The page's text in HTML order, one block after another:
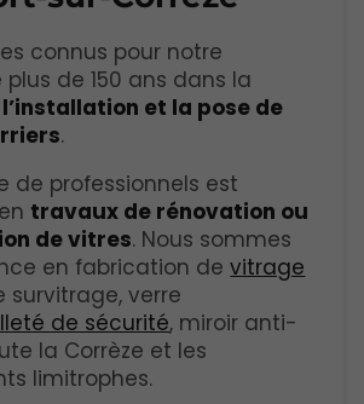
connus pour notre
de 150 ans dans la
et la pose de
.
de professionnels est
travaux de rénovation ou
de vitres. Nous sommes
en fabrication devitrage
survitrage, verre
de sécurité, miroir anti-
la Corrèze et les
limitrophes.